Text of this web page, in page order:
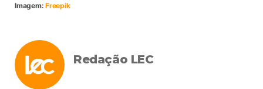
Imagem:Freepik
Redação LEC